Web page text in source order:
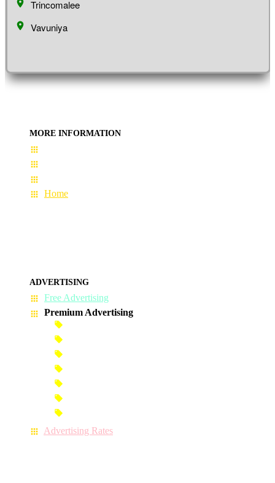
Trincomalee
Vavuniya
MORE INFORMATION
Home
ADVERTISING
Free Advertising
Premium Advertising
Advertising Rates